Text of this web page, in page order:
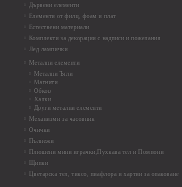
Дървени елементи
Елементи от филц, фоам и плат
Естествени материали
Комплекти за декорации с надписи и пожелания
Лед лампички
Метални елементи
Метални Ъгли
Магнити
Обков
Халки
Други метални елементи
Механизми за часовник
Очички
Пълнежи
Плюшени мини играчки,Пухкава тел и Помпони
Щипки
Цветарска тел, тиксо, пиафлора и хартии за опаковане